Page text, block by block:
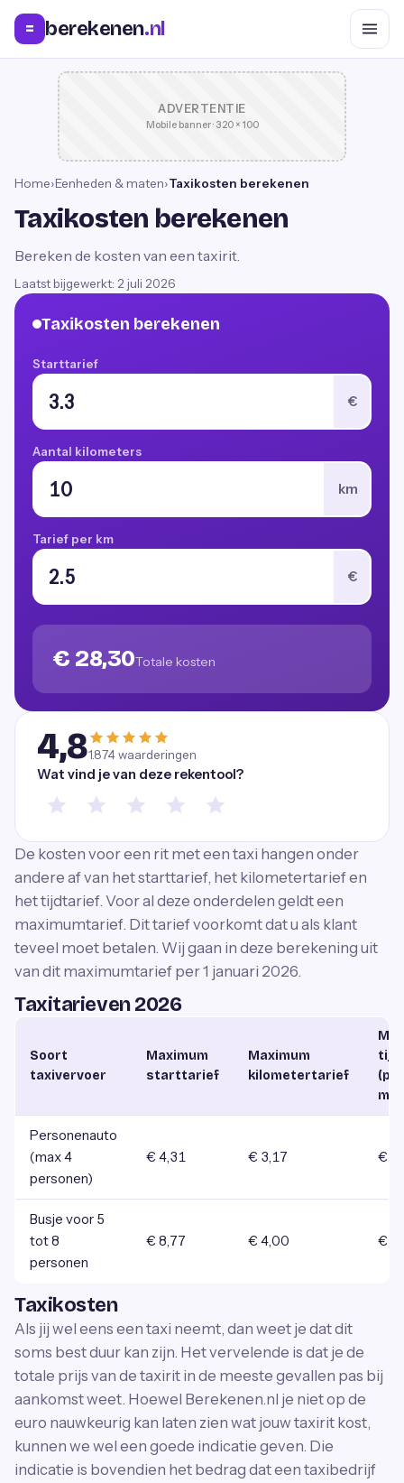
= berekenen.nl
ADVERTENTIE
Mobile banner · 320 × 100
Home›Eenheden & maten›Taxikosten berekenen
Taxikosten berekenen
Bereken de kosten van een taxirit.
Laatst bijgewerkt: 2 juli 2026
Taxikosten berekenen
Starttarief
€
Aantal kilometers
km
Tarief per km
€
€ 28,30Totale kosten
4,81.874waarderingen
Wat vind je van deze rekentool?
De kosten voor een rit met een taxi hangen onder
andere af van het starttarief, het kilometertarief en
het tijdtarief. Voor al deze onderdelen geldt een
maximumtarief. Dit tarief voorkomt dat u als klant
teveel moet betalen. Wij gaan in deze berekening uit
van dit maximumtarief per 1 januari 2026.
Taxitarieven 2026
Soort
taxivervoer
Maximum
starttarief
Maximum
kilometertarief
(per
Personenauto
(max 4
personen)
€ 4,31 € 3,17 €
Busje voor 5
tot 8
personen
€ 8,77 € 4,00 €
Taxikosten
Als jij wel eens een taxi neemt, dan weet je dat dit
soms best duur kan zijn. Het vervelende is dat je de
totale prijs van de taxirit in de meeste gevallen pas bij
aankomst weet. Hoewel Berekenen.nl je niet op de
euro nauwkeurig kan laten zien wat jouw taxirit kost,
kunnen we wel een goede indicatie geven. Die
indicatie is bovendien het bedrag dat een taxibedrijf